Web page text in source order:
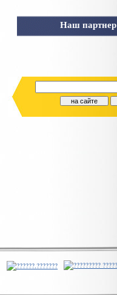
Наш партнер